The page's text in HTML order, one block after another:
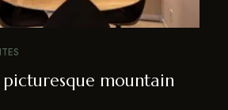
mountain